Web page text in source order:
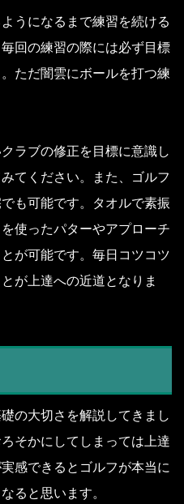
うになるまで練習を続ける
回の練習の際には必ず目標
ただ闇雲にボールを打つ練
ラブの修正を目標に意識し
てください。また、ゴルフ
も可能です。タオルで素振
使ったパターやアプローチ
が可能です。毎日コツコツ
が上達への近道となりま
の大切さを解説してきまし
そかにしてしまっては上達
感できるとゴルフが本当に
ると思います。